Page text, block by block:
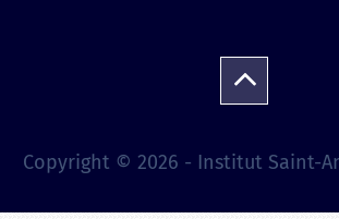
Copyright © 2026 - Institut Saint-